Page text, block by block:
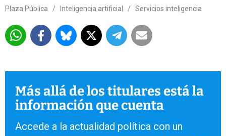
Plaza Pública
/ Inteligencia artificial / Servicios inteligencia
Más allá de los titulares está la
información que cuenta
Accede a la actualidad política con un